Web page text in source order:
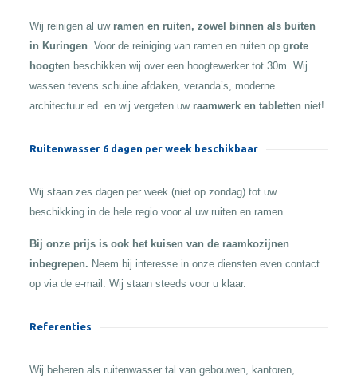
Wij reinigen al uw ramen en ruiten, zowel binnen als buiten
in Kuringen. Voor de reiniging van ramen en ruiten op grote
hoogten beschikken wij over een hoogtewerker tot 30m. Wij
wassen tevens schuine afdaken, veranda’s, moderne
architectuur ed. en wij vergeten uw raamwerk en tabletten niet!
Ruitenwasser 6 dagen per week beschikbaar
Wij staan zes dagen per week (niet op zondag) tot uw
beschikking in de hele regio voor al uw ruiten en ramen.
Bij onze prijs is ook het kuisen van de raamkozijnen
inbegrepen. Neem bij interesse in onze diensten even contact
op via de e-mail. Wij staan steeds voor u klaar.
Referenties
Wij beheren als ruitenwasser tal van gebouwen, kantoren,